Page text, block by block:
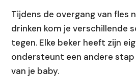
Tijdens de overgang van fles
drinken kom je verschillende
tegen. Elke beker heeft zijn
ondersteunt een andere
van je baby.